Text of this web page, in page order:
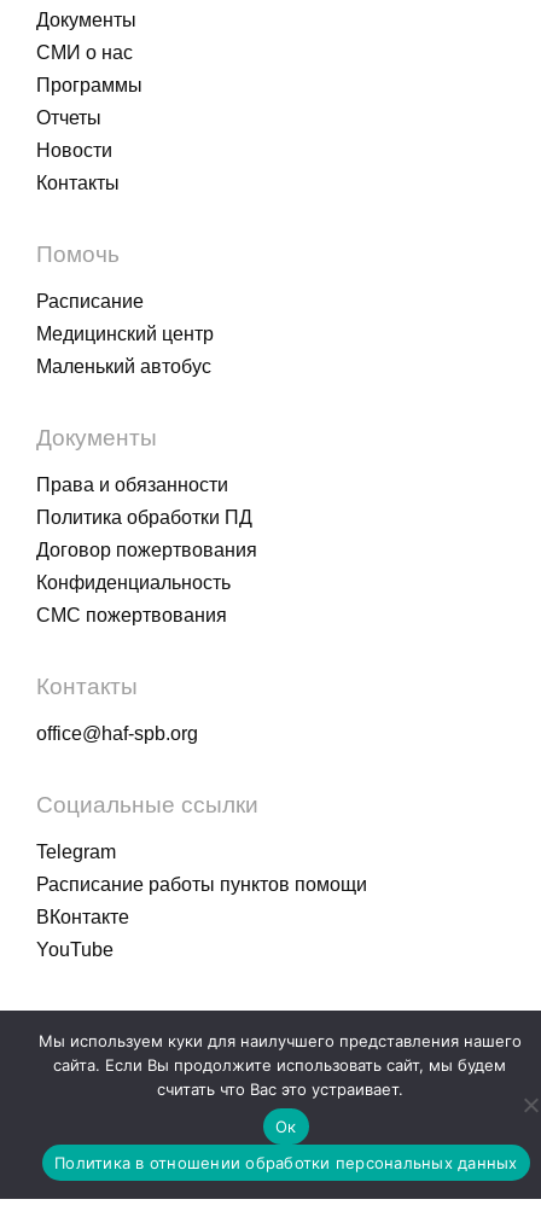
Документы
СМИ о нас
Программы
Отчеты
Новости
Контакты
Помочь
Расписание
Медицинский центр
Маленький автобус
Документы
Права и обязанности
Политика обработки ПД
Договор пожертвования
Конфиденциальность
СМС пожертвования
Контакты
office@haf-spb.org
Социальные ссылки
Telegram
Расписание работы пунктов помощи
ВКонтакте
YouTube
18+
Гуманитарное действие
Мы используем куки для наилучшего представления нашего
сайта. Если Вы продолжите использовать сайт, мы будем
считать что Вас это устраивает.
Ок
Политика в отношении обработки персональных данных